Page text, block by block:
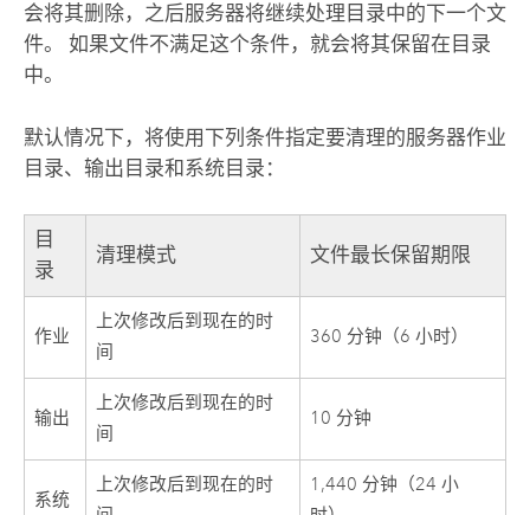
会将其删除，之后服务器将继续处理目录中的下一个文
件。 如果文件不满足这个条件，就会将其保留在目录
中。
默认情况下，将使用下列条件指定要清理的服务器作业
目录、输出目录和系统目录：
目
录
清理模式 文件最长保留期限
作业
上次修改后到现在的时
间
360 分钟（6 小时）
输出
上次修改后到现在的时
间
10 分钟
系统
上次修改后到现在的时
1,440 分钟（24 小